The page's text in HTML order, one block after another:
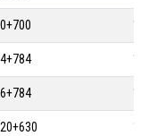
1400-
1568-
1610-
1750-